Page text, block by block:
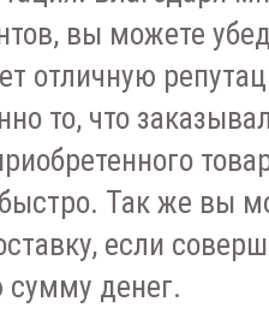
вы можете
отличную
то, что
Так же вы
если
денег.